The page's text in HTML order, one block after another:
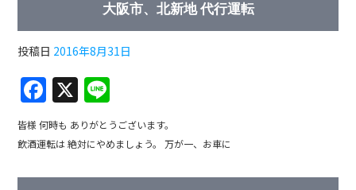
o
o
k
大阪市、北新地 代行運転
投稿日 2016年8月31日
F
a
c
X
n
e
皆様 何時も ありがとうございます。
飲酒運転は 絶対にやめましょう。 万が一、お車に